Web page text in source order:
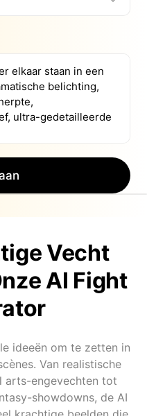
Vecht
AI Fight
ideeën om te zetten in
Van realistische
arts-engevechten tot
showdowns, de AI